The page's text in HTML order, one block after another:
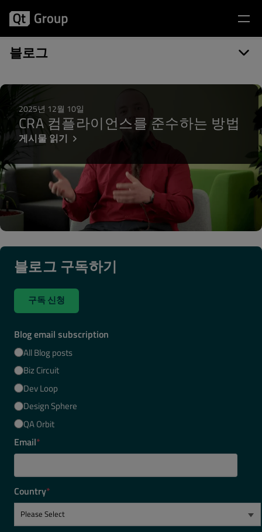
블로그
게시물 카테고리: Build system
2025년 12월 10일
CRA 컴플라이언스를 준수하는 방법
게시물 읽기
블로그 구독하기
구독 신청
Blog email subscription
All Blog posts
Biz Circuit
Dev Loop
Design Sphere
QA Orbit
Email*
Country*